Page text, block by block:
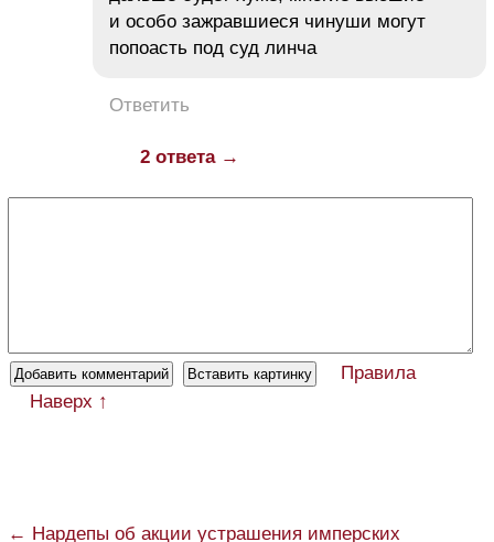
и особо зажравшиеся чинуши могут
попоасть под суд линча
Ответить
2 ответа →
Правила
Наверх ↑
← Нардепы об акции устрашения имперских